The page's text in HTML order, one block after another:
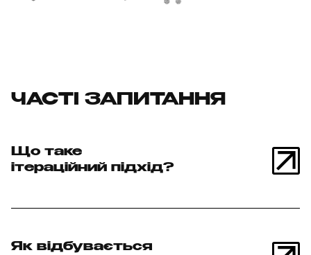
ЧАСТІ ЗАПИТАННЯ
Що таке
ітераційний підхід?
Як відбувається